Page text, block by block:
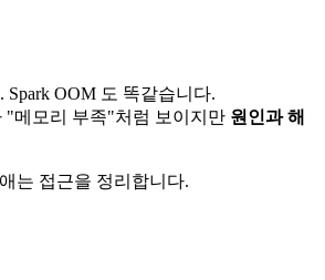
OOM 도 똑같습니다.
메모리 부족"처럼 보이지만 원인과 해
는 접근을 정리합니다.